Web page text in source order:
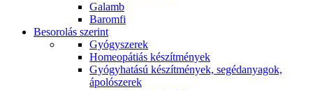
Galamb
Baromfi
Besorolás szerint
Gyógyszerek
Homeopátiás készítmények
Gyógyhatású készítmények, segédanyagok,
ápolószerek